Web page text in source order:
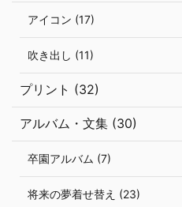
アイコン (17)
吹き出し (11)
プリント (32)
アルバム・文集 (30)
卒園アルバム (7)
将来の夢着せ替え (23)